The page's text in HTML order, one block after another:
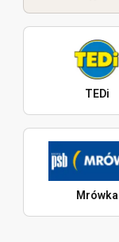
TEDi
Mrówka